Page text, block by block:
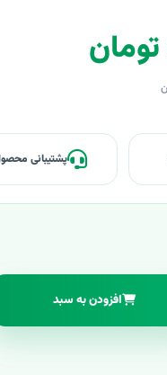
پشتیبانی
افزودن به سبد